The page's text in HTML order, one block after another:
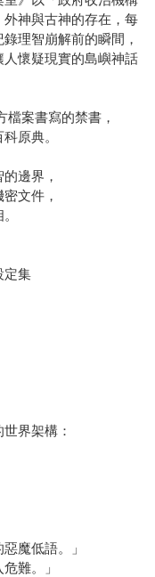
神與古神的存在，每
理智崩解前的瞬間，
懷疑現實的島嶼神話
案書寫的禁書，
原典。
邊界，
文件，
定集
界架構：
魔低語。」
難。」